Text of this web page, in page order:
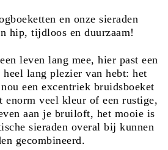
en onze sieraden
hip, tijdloos en duurzaam!
leven lang mee, hier past een
lang plezier van hebt: het
een excentriek bruidsboeket
enorm veel kleur of een rustige,
aan je bruiloft, het mooie is
sieraden overal bij kunnen
gecombineerd.